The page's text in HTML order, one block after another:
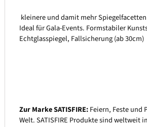
kleinere und damit mehr
Ideal für Gala-Events. Formstabiler
Echtglasspiegel, Fallsicherung (ab 30cm)
Zur Marke SATISFIRE:Feiern, Feste und
Welt. SATISFIRE Produkte sind weltweit